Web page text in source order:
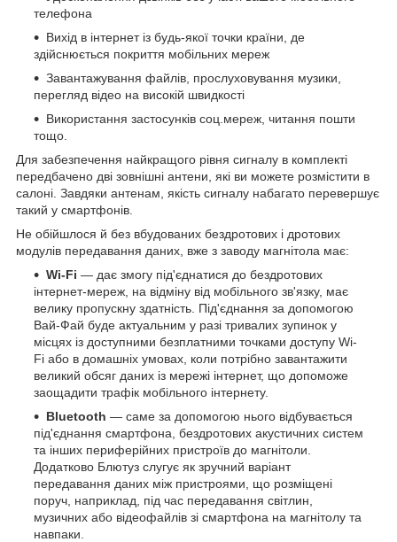
телефона
Вихід в інтернет із будь-якої точки країни, де
здійснюється покриття мобільних мереж
Завантажування файлів, прослуховування музики,
перегляд відео на високій швидкості
Використання застосунків соц.мереж, читання пошти
тощо.
Для забезпечення найкращого рівня сигналу в комплекті
передбачено дві зовнішні антени, які ви можете розмістити в
салоні. Завдяки антенам, якість сигналу набагато перевершує
такий у смартфонів.
Не обійшлося й без вбудованих бездротових і дротових
модулів передавання даних, вже з заводу магнітола має:
Wi-Fi — дає змогу під'єднатися до бездротових
інтернет-мереж, на відміну від мобільного зв'язку, має
велику пропускну здатність. Під'єднання за допомогою
Вай-Фай буде актуальним у разі тривалих зупинок у
місцях із доступними безплатними точками доступу Wi-
Fi або в домашніх умовах, коли потрібно завантажити
великий обсяг даних із мережі інтернет, що допоможе
заощадити трафік мобільного інтернету.
Bluetooth — саме за допомогою нього відбувається
під'єднання смартфона, бездротових акустичних систем
та інших периферійних пристроїв до магнітоли.
Додатково Блютуз слугує як зручний варіант
передавання даних між пристроями, що розміщені
поруч, наприклад, під час передавання світлин,
музичних або відеофайлів зі смартфона на магнітолу та
навпаки.